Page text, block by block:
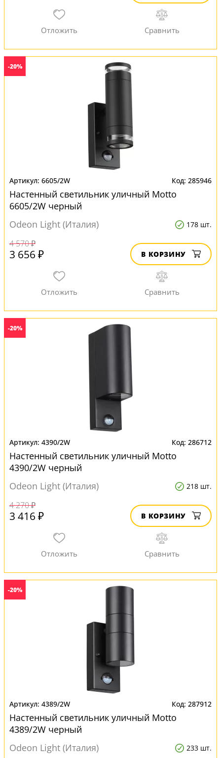
-20%
6605/2W 285946
Настенный светильник уличный Motto
6605/2W черный
Odeon Light (Италия)
178 шт.
4 570 ₽
3 656 ₽ В КОРЗИНУ
-20%
4390/2W 286712
Настенный светильник уличный Motto
4390/2W черный
Odeon Light (Италия)
218 шт.
4 270 ₽
3 416 ₽ В КОРЗИНУ
-20%
4389/2W 287912
Настенный светильник уличный Motto
4389/2W черный
Odeon Light (Италия)
233 шт.